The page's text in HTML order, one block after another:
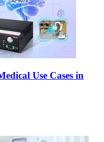
Use Cases in